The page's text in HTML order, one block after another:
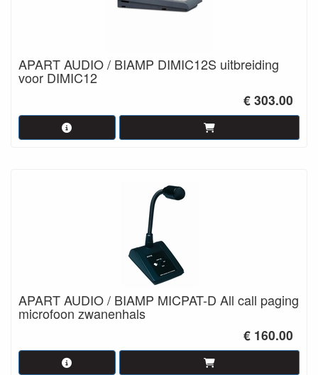
APART AUDIO / BIAMP DIMIC12S uitbreiding
voor DIMIC12
€ 303.00
APART AUDIO / BIAMP MICPAT-D All call paging
microfoon zwanenhals
€ 160.00